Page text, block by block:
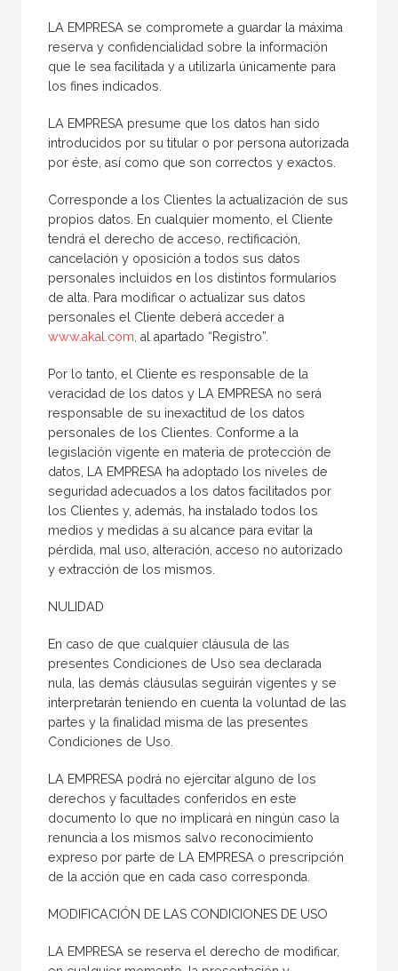
LA EMPRESA se compromete a guardar la máxima
reserva y confidencialidad sobre la información
que le sea facilitada y a utilizarla únicamente para
los fines indicados.
LA EMPRESA presume que los datos han sido
introducidos por su titular o por persona autorizada
por éste, así como que son correctos y exactos.
Corresponde a los Clientes la actualización de sus
propios datos. En cualquier momento, el Cliente
tendrá el derecho de acceso, rectificación,
cancelación y oposición a todos sus datos
personales incluidos en los distintos formularios
de alta. Para modificar o actualizar sus datos
personales el Cliente deberá acceder a
www.akal.com, al apartado “Registro”.
Por lo tanto, el Cliente es responsable de la
veracidad de los datos y LA EMPRESA no será
responsable de su inexactitud de los datos
personales de los Clientes. Conforme a la
legislación vigente en materia de protección de
datos, LA EMPRESA ha adoptado los niveles de
seguridad adecuados a los datos facilitados por
los Clientes y, además, ha instalado todos los
medios y medidas a su alcance para evitar la
pérdida, mal uso, alteración, acceso no autorizado
y extracción de los mismos.
NULIDAD
En caso de que cualquier cláusula de las
presentes Condiciones de Uso sea declarada
nula, las demás cláusulas seguirán vigentes y se
interpretarán teniendo en cuenta la voluntad de las
partes y la finalidad misma de las presentes
Condiciones de Uso.
LA EMPRESA podrá no ejercitar alguno de los
derechos y facultades conferidos en este
documento lo que no implicará en ningún caso la
renuncia a los mismos salvo reconocimiento
expreso por parte de LA EMPRESA o prescripción
de la acción que en cada caso corresponda.
MODIFICACIÓN DE LAS CONDICIONES DE USO
LA EMPRESA se reserva el derecho de modificar,